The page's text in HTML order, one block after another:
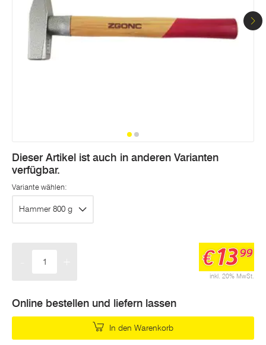
Dieser Artikel ist auch in anderen Varianten
verfügbar.
Variante wählen:
Hammer 800 g
inkl. 20% MwSt.
€1399
Online bestellen und liefern lassen
In den Warenkorb